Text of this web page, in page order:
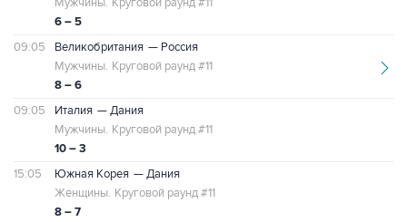
6 – 5
09:05 Великобритания — Россия
8 – 6
Мужчины. Круговой раунд #11
09:05 Италия — Дания
10 – 3
Мужчины. Круговой раунд #11
15:05 Южная Корея — Дания
8 – 7
Женщины. Круговой раунд #11